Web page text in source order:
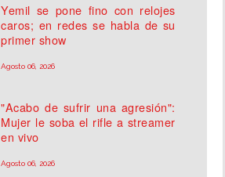
Yemil se pone fino con relojes
caros; en redes se habla de su
primer show
Agosto 06, 2026
"Acabo de sufrir una agresión":
Mujer le soba el rifle a streamer
en vivo
Agosto 06, 2026